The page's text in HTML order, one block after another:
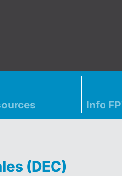
Info
(DEC)